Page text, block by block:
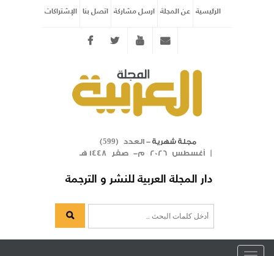
الرئيسية عن المجلة ارسل مشاركة اتصل بنا الإشتراكات
Twitter youtube
مجلة شهرية- العدد ( 599
)
| أغسطس 2026 م- صفر 1448 هـ
دار المجلة العربية للنشر و الترجمة